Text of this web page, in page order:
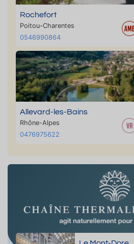
Rochefort
Poitou-Charentes
0546990864
Allevard-les-Bains
Rhône-Alpes
0476975622